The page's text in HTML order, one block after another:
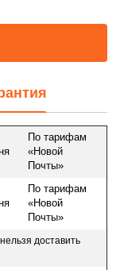
По тарифам
«Новой
Почты»
По тарифам
«Новой
Почты»
доставить